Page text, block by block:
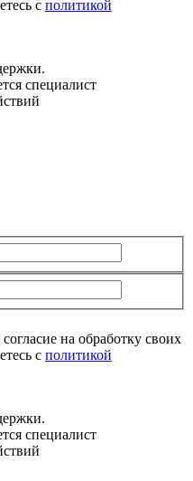
с политикой
специалист
на обработку своих
с политикой
специалист